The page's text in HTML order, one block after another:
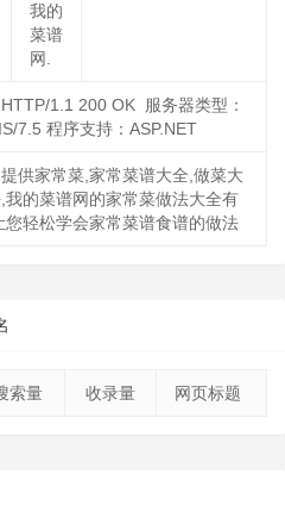
我的
菜谱
网.
1.1 200 OK 服务器类型：
7.5 程序支持：ASP.NET
供家常菜,家常菜谱大全,做菜大
我的菜谱网的家常菜做法大全有
您轻松学会家常菜谱食谱的做法
索量 收录量 网页标题